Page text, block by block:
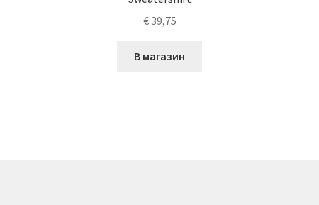
€39,75
В магазин